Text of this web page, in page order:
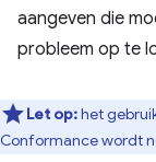
aangeven die
probleem op te
Let op:het
Conformance wordt